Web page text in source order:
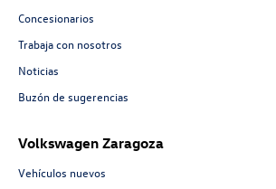
Concesionarios
Trabaja con nosotros
Noticias
Buzón de sugerencias
Volkswagen Zaragoza
Vehículos nuevos